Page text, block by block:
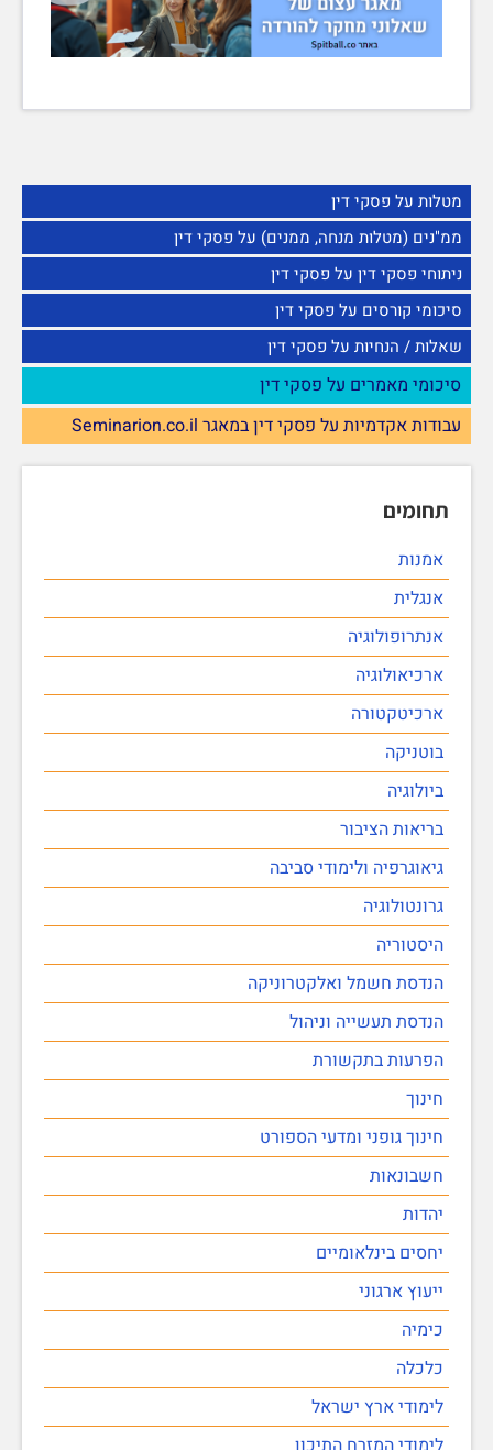
מטלות על פסקי דין
ממ"נים (מטלות מנחה, ממנים) על פסקי דין
ניתוחי פסקי דין על פסקי דין
סיכומי קורסים על פסקי דין
שאלות / הנחיות על פסקי דין
סיכומי מאמרים על פסקי דין
עבודות אקדמיות על פסקי דין במאגר Seminarion.co.il
תחומים
אמנות
אנגלית
אנתרופולוגיה
ארכיאולוגיה
ארכיטקטורה
בוטניקה
ביולוגיה
בריאות הציבור
גיאוגרפיה ולימודי סביבה
גרונטולוגיה
היסטוריה
הנדסת חשמל ואלקטרוניקה
הנדסת תעשייה וניהול
הפרעות בתקשורת
חינוך
חינוך גופני ומדעי הספורט
חשבונאות
יהדות
יחסים בינלאומיים
ייעוץ ארגוני
כימיה
כלכלה
לימודי ארץ ישראל